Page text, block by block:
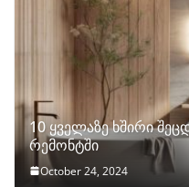
10 ყველაზე ხშირი
რემონტში
October 24, 2024